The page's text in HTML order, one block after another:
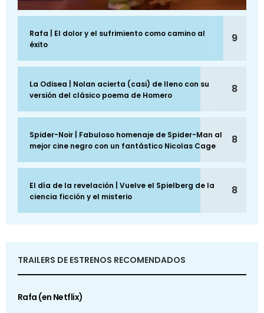
Rafa | El dolor y el sufrimiento como camino al
éxito
9
La Odisea | Nolan acierta (casi) de lleno con su
versión del clásico poema de Homero
8
Spider-Noir | Fabuloso homenaje de Spider-Man al
mejor cine negro con un fantástico Nicolas Cage
8
El día de la revelación | Vuelve el Spielberg de la
ciencia ficción y el misterio
8
TRAILERS DE ESTRENOS RECOMENDADOS
Rafa (en Netflix)